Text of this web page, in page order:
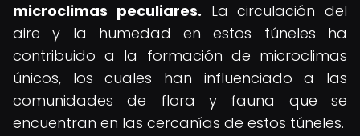
microclimas peculiares. La circulación del
aire y la humedad en estos túneles ha
contribuido a la formación de microclimas
únicos, los cuales han influenciado a las
comunidades de flora y fauna que se
encuentran en las cercanías de estos túneles.